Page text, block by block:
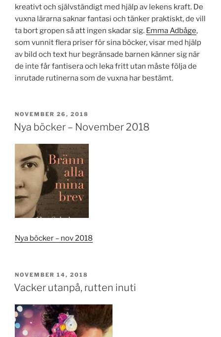
kreativt och självständigt med hjälp av lekens kraft. De
vuxna lärarna saknar fantasi och tänker praktiskt, de vill
ta bort gropen så att ingen skadar sig. Emma Adbåge,
som vunnit flera priser för sina böcker, visar med hjälp
av bild och text hur begränsade barnen känner sig när
de inte får fantisera och leka fritt utan måste följa de
inrutade rutinerna som de vuxna har bestämt.
PUBLICERAT
NOVEMBER 26, 2018
Nya böcker – November 2018
Nya böcker – nov 2018
PUBLICERAT
NOVEMBER 14, 2018
Vacker utanpå, rutten inuti